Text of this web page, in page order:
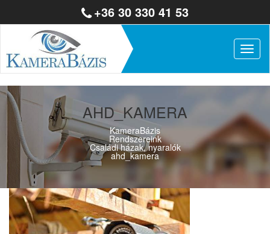
+36 30 330 41 53
AHD_KAMERA
KameraBázis
Rendszereink
Családi házak, nyaralók
ahd_kamera